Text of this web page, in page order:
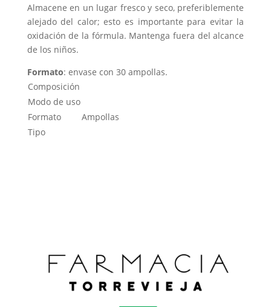
Almacene en un lugar fresco y seco, preferiblemente
alejado del calor; esto es importante para evitar la
oxidación de la fórmula. Mantenga fuera del alcance
de los niños.
Formato: envase con 30 ampollas.
Composición
Modo de uso
Formato
Ampollas
Tipo